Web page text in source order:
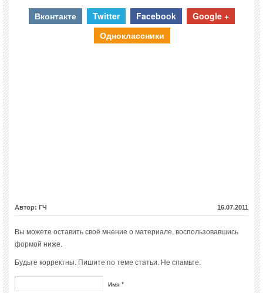
Вконтакте Twitter Facebook
Google +
Одноклассники
Автор: ГЧ 16.07.2011
Вы можете оставить своё мнение о материале, воспользовавшись
формой ниже.
Будьте корректны. Пишите по теме статьи. Не спамьте.
Имя *